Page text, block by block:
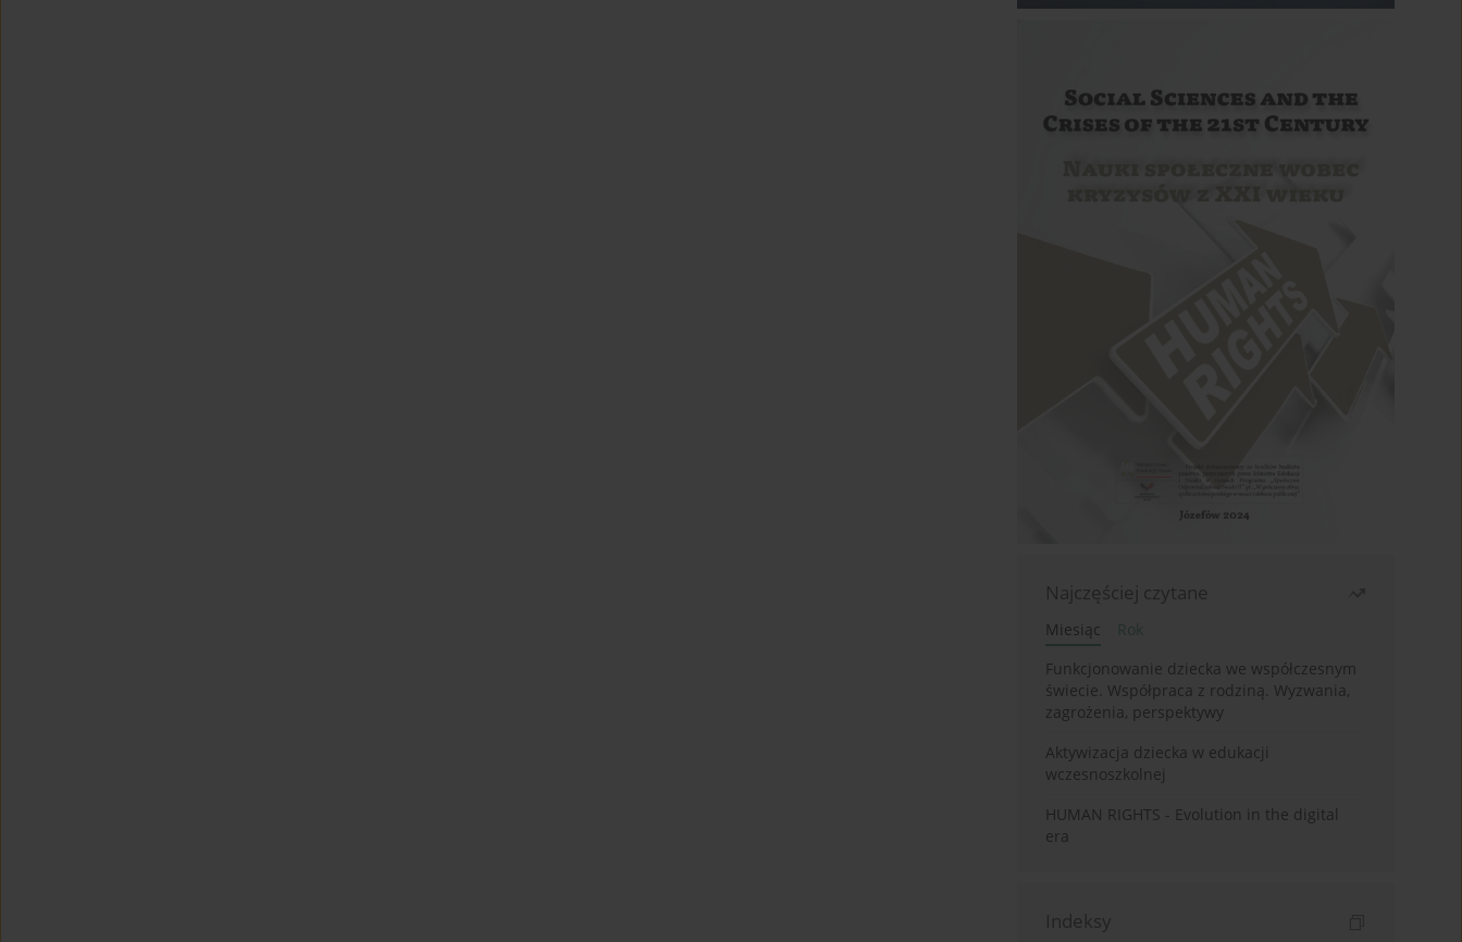
Najczęściej czytane
Miesiąc
Rok
Funkcjonowanie dziecka we współczesnym
świecie. Współpraca z rodziną. Wyzwania,
zagrożenia, perspektywy
Aktywizacja dziecka w edukacji
wczesnoszkolnej
HUMAN RIGHTS - Evolution in the digital
era
Indeksy